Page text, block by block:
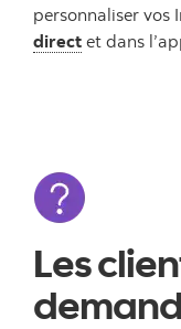
personnaliser vos
direct et dans
Les